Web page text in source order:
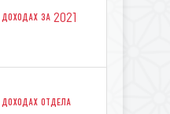
за 2021
отдела